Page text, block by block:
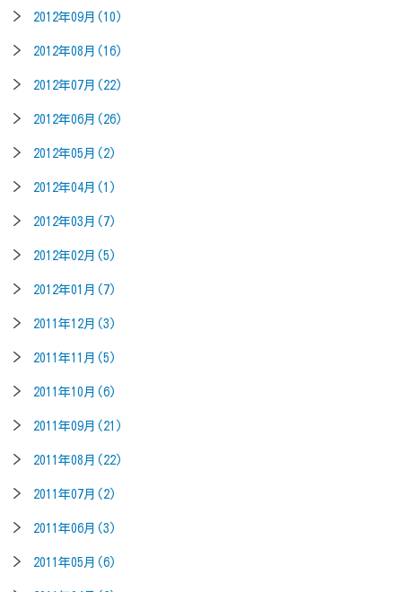
2012年09月(10)
2012年08月(16)
2012年07月(22)
2012年06月(26)
2012年05月(2)
2012年04月(1)
2012年03月(7)
2012年02月(5)
2012年01月(7)
2011年12月(3)
2011年11月(5)
2011年10月(6)
2011年09月(21)
2011年08月(22)
2011年07月(2)
2011年06月(3)
2011年05月(6)